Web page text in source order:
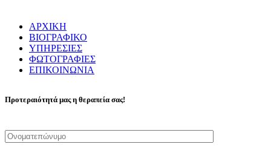
ΑΡΧΙΚΗ
ΒΙΟΓΡΑΦΙΚΟ
ΥΠΗΡΕΣΙΕΣ
ΦΩΤΟΓΡΑΦΙΕΣ
ΕΠΙΚΟΙΝΩΝΙΑ
Προτεραιότητά μας η θεραπεία σας!